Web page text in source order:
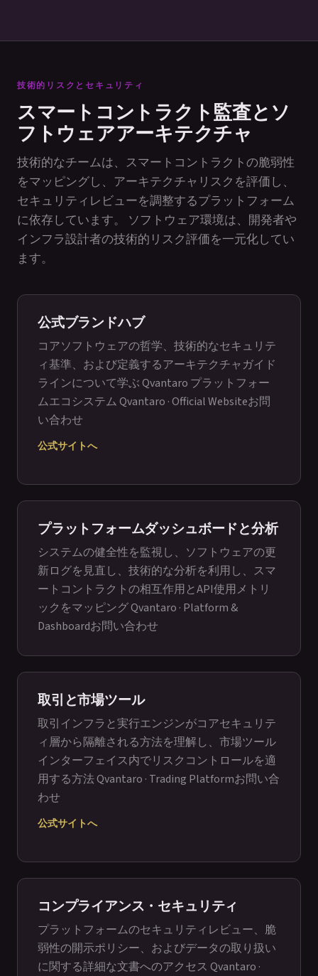
技術的リスクとセキュリティ
スマートコントラクト監査とソ
フトウェアアーキテクチャ
技術的なチームは、スマートコントラクトの脆弱性
をマッピングし、アーキテクチャリスクを評価し、
セキュリティレビューを調整するプラットフォーム
に依存しています。 ソフトウェア環境は、開発者や
インフラ設計者の技術的リスク評価を一元化してい
ます。
公式ブランドハブ
コアソフトウェアの哲学、技術的なセキュリテ
ィ基準、および定義するアーキテクチャガイド
ラインについて学ぶ Qvantaro プラットフォー
ムエコシステムQvantaro · Official Websiteお問
い合わせ
公式サイトへ
プラットフォームダッシュボードと分析
システムの健全性を監視し、ソフトウェアの更
新ログを見直し、技術的な分析を利用し、スマ
ートコントラクトの相互作用とAPI使用メトリ
ックをマッピングQvantaro · Platform &
Dashboardお問い合わせ
取引と市場ツール
取引インフラと実行エンジンがコアセキュリテ
ィ層から隔離される方法を理解し、市場ツール
インターフェイス内でリスクコントロールを適
用する方法Qvantaro · Trading Platformお問い合
わせ
公式サイトへ
コンプライアンス・セキュリティ
プラットフォームのセキュリティレビュー、脆
弱性の開示ポリシー、およびデータの取り扱い
に関する詳細な文書へのアクセス Qvantaro ·